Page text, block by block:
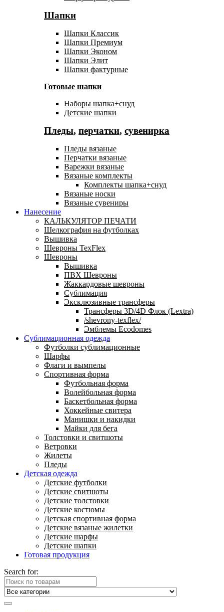
Шапки
Шапки Классик
Шапки Премиум
Шапки Эконом
Шапки Элит
Шапки фактурные
Готовые шапки
Наборы шапка+снуд
Детские шапки
Пледы, перчатки, сувенирка
Пледы вязаные
Перчатки вязаные
Варежки вязаные
Вязаные комплекты
Комплекты шапка+снуд
Вязаные носки
Вязаные сувениры
Нанесение
КАЛЬКУЛЯТОР ПЕЧАТИ
Шелкография на футболках
Вышивка
Шевроны TexFlex
Шевроны
Вышивка
ПВХ Шевроны
Жаккардовые шевроны
Сублимация
Эксклюзивные трансферы
Трансферы 3D/4D Флок (Lextra)
/shevrony-texflex/
Эмблемы Ecodomes
Сублимационная одежда
Футболки сублимационные
Шарфы
Флаги и вымпелы
Спортивная форма
Футбольная форма
Волейбольная форма
Баскетбольная форма
Хоккейные свитера
Манишки и накидки
Майки для бега
Толстовки и свитшоты
Ветровки
Жилеты
Пледы
Детская одежда
Детские футболки
Детские свитшоты
Детские толстовки
Детские костюмы
Детская спортивная форма
Детские вязаные жилетки
Детские шарфы
Детские шапки
Готовая продукция
Search for: